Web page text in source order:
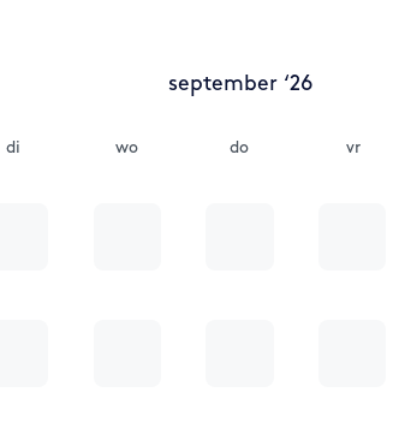
september ‘26
di wo do vr